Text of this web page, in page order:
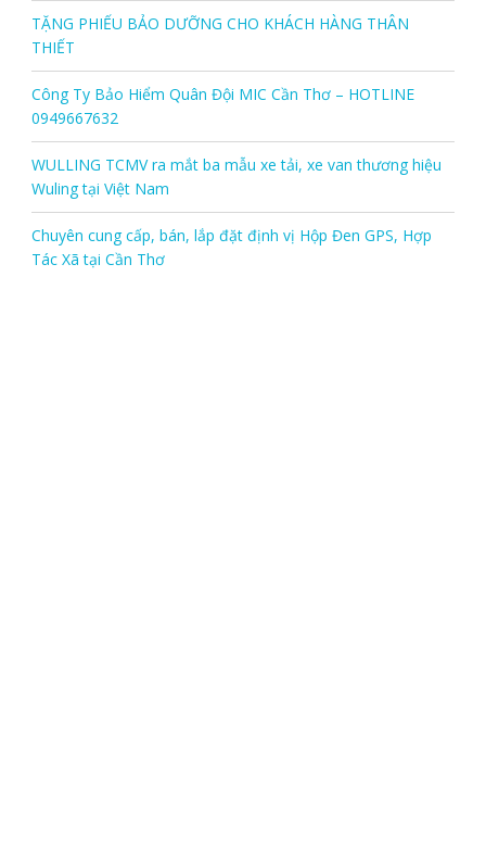
TẶNG PHIẾU BẢO DƯỠNG CHO KHÁCH HÀNG THÂN
THIẾT
Công Ty Bảo Hiểm Quân Đội MIC Cần Thơ – HOTLINE
0949667632
WULLING TCMV ra mắt ba mẫu xe tải, xe van thương hiệu
Wuling tại Việt Nam
Chuyên cung cấp, bán, lắp đặt định vị Hộp Đen GPS, Hợp
Tác Xã tại Cần Thơ